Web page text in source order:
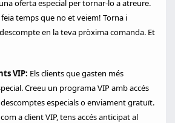
oferta especial per tornar-lo a atreure.
temps que no et veiem! Torna i
en la teva pròxima comanda. Et
VIP: Els clients que gasten més
Creeu un programa VIP amb accés
especials o enviament gratuït.
a client VIP, tens accés anticipat al